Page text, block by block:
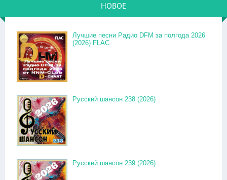
НОВОЕ
Лучшие песни Радио DFM за полгода 2026
(2026) FLAC
Русский шансон 238 (2026)
Русский шансон 239 (2026)